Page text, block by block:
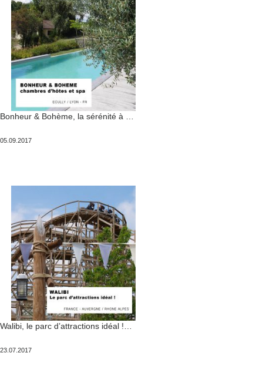
Publié
05.09.2017
Walibi, le parc d’attractions idéal !
Publié
23.07.2017